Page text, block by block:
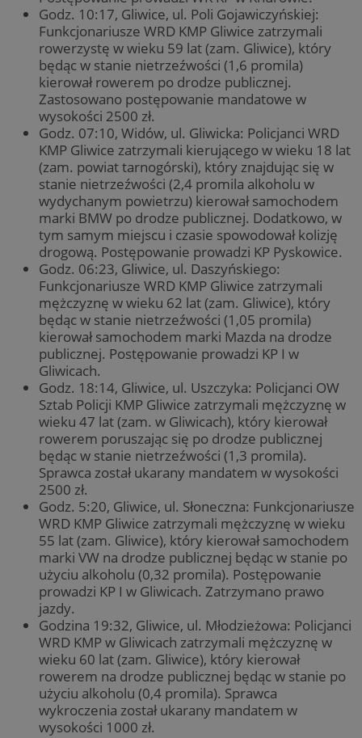
Godz. 10:17, Gliwice, ul. Poli Gojawiczyńskiej:
Funkcjonariusze WRD KMP Gliwice zatrzymali
rowerzystę w wieku 59 lat (zam. Gliwice), który
będąc w stanie nietrzeźwości (1,6 promila)
kierował rowerem po drodze publicznej.
Zastosowano postępowanie mandatowe w
wysokości 2500 zł.
Godz. 07:10, Widów, ul. Gliwicka: Policjanci WRD
KMP Gliwice zatrzymali kierującego w wieku 18 lat
(zam. powiat tarnogórski), który znajdując się w
stanie nietrzeźwości (2,4 promila alkoholu w
wydychanym powietrzu) kierował samochodem
marki BMW po drodze publicznej. Dodatkowo, w
tym samym miejscu i czasie spowodował kolizję
drogową. Postępowanie prowadzi KP Pyskowice.
Godz. 06:23, Gliwice, ul. Daszyńskiego:
Funkcjonariusze WRD KMP Gliwice zatrzymali
mężczyznę w wieku 62 lat (zam. Gliwice), który
będąc w stanie nietrzeźwości (1,05 promila)
kierował samochodem marki Mazda na drodze
publicznej. Postępowanie prowadzi KP I w
Gliwicach.
Godz. 18:14, Gliwice, ul. Uszczyka: Policjanci OW
Sztab Policji KMP Gliwice zatrzymali mężczyznę w
wieku 47 lat (zam. w Gliwicach), który kierował
rowerem poruszając się po drodze publicznej
będąc w stanie nietrzeźwości (1,3 promila).
Sprawca został ukarany mandatem w wysokości
2500 zł.
Godz. 5:20, Gliwice, ul. Słoneczna: Funkcjonariusze
WRD KMP Gliwice zatrzymali mężczyznę w wieku
55 lat (zam. Gliwice), który kierował samochodem
marki VW na drodze publicznej będąc w stanie po
użyciu alkoholu (0,32 promila). Postępowanie
prowadzi KP I w Gliwicach. Zatrzymano prawo
jazdy.
Godzina 19:32, Gliwice, ul. Młodzieżowa: Policjanci
WRD KMP w Gliwicach zatrzymali mężczyznę w
wieku 60 lat (zam. Gliwice), który kierował
rowerem na drodze publicznej będąc w stanie po
użyciu alkoholu (0,4 promila). Sprawca
wykroczenia został ukarany mandatem w
wysokości 1000 zł.